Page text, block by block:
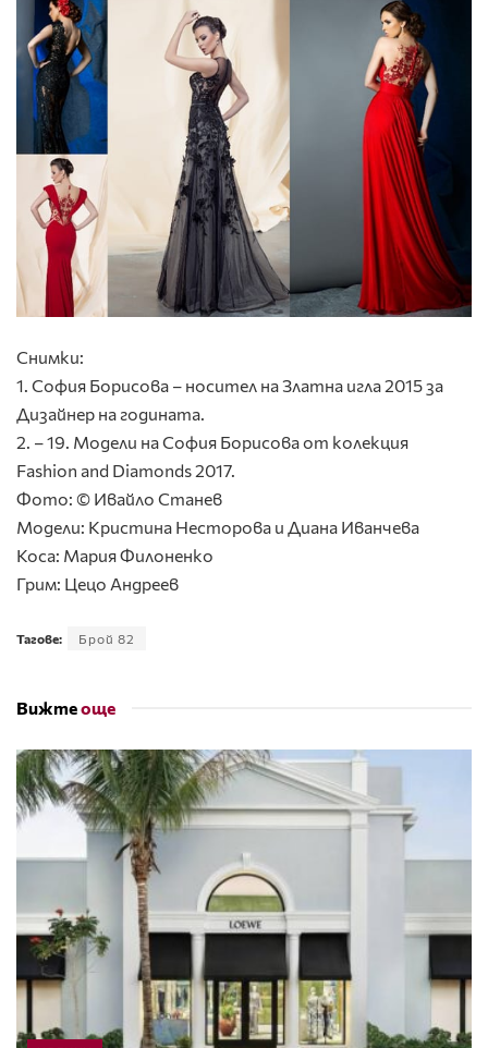
Снимки:
1. София Борисова – носител на Златна игла 2015 за
Дизайнер на годината.
2. – 19. Модели на София Борисова от колекция
Fashion and Diamonds 2017.
Фото: © Ивайло Станев
Модели: Кристина Несторова и Диана Иванчева
Коса: Мария Филоненко
Грим: Цецо Андреев
Тагове: Брой 82
Вижтеоще